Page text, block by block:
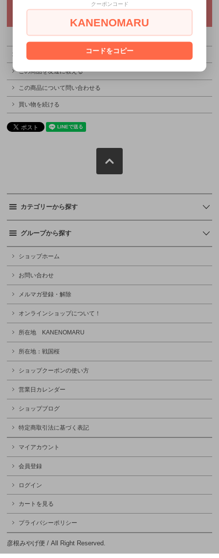
特定商取引法に基づく表記（返品等）
この商品を友達に教える
この商品について問い合わせる
買い物を続ける
カテゴリーから探す
グループから探す
ショップホーム
お問い合わせ
メルマガ登録・解除
オンラインショップについて！
所在地 KANENOMARU
所在地：戦国桜
ショップクーポンの使い方
営業日カレンダー
ショップブログ
特定商取引法に基づく表記
マイアカウント
会員登録
ログイン
カートを見る
プライバシーポリシー
彦根みやげ便 / All Right Reserved.
クーポンコード
KANENOMARU
コードをコピー